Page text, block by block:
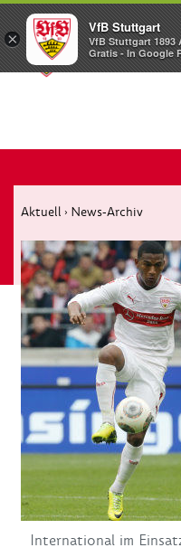
Aktuell › News-Archiv
International im
×
VfB Stuttgart
VfB Stuttgart 1893
Gratis - In Google